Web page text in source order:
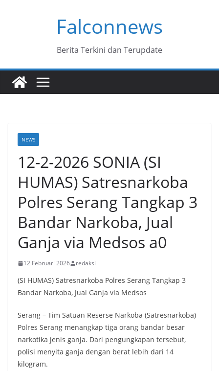
Falconnews
Berita Terkini dan Terupdate
NEWS
12-2-2026 SONIA (SI
HUMAS) Satresnarkoba
Polres Serang Tangkap 3
Bandar Narkoba, Jual
Ganja via Medsos a0
12 Februari 2026 redaksi
(SI HUMAS) Satresnarkoba Polres Serang Tangkap 3
Bandar Narkoba, Jual Ganja via Medsos
Serang – Tim Satuan Reserse Narkoba (Satresnarkoba)
Polres Serang menangkap tiga orang bandar besar
narkotika jenis ganja. Dari pengungkapan tersebut,
polisi menyita ganja dengan berat lebih dari 14
kilogram.